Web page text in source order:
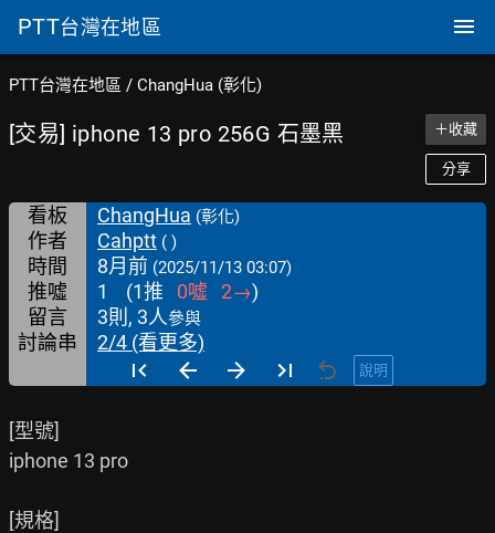
PTT台灣在地區
PTT台灣在地區 / ChangHua (彰化)
[交易] iphone 13 pro 256G 石墨黑 ＋收藏
分享
看板 ChangHua (彰化)
作者 Cahptt ( )
時間 8月前 (2025/11/13 03:07)
推噓 1 (1推 0噓 2→)
留言
3則, 3人參與
討論串 2/4 (看更多)
說明
[型號]
iphone 13 pro
[規格]